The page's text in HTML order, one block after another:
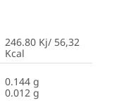
246.80 Kj/ 56,32
Kcal
0.144 g
0.012 g